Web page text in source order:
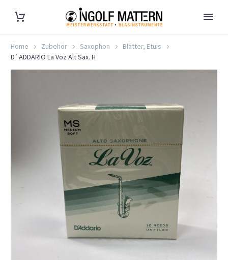
Home Zubehör Saxophon
Blätter, Etuis
D`ADDARIO La Voz Alt Sax. H